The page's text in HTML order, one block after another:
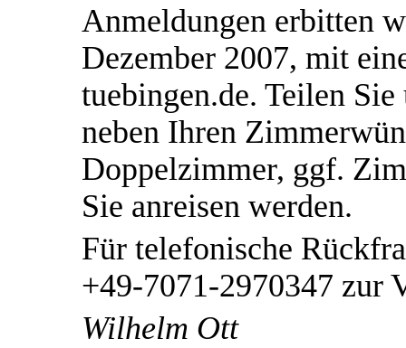
Anmeldungen erbitten
Dezember 2007, mit
tuebingen.de. Teilen
neben Ihren
Doppelzimmer, ggf.
Sie anreisen werden.
Für telefonische
+49-7071-2970347 zur
Wilhelm Ott